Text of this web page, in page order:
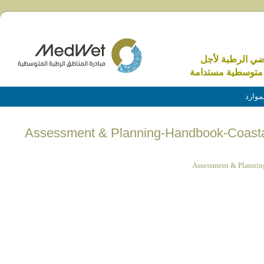
الرطبة لأجل
مستدامة
Assessment & Planning-Handbook-
Assessment &